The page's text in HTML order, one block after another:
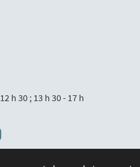
h 30 ; 13 h 30 - 17 h